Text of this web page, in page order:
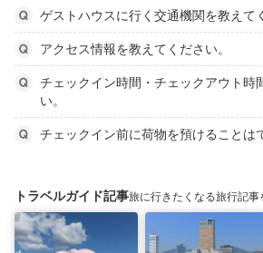
ゲストハウスに行く交通機関を教えて
アクセス情報を教えてください。
チェックイン時間・チェックアウト時
い。
チェックイン前に荷物を預けることは
トラベルガイド記事旅に行きたくなる旅行記事